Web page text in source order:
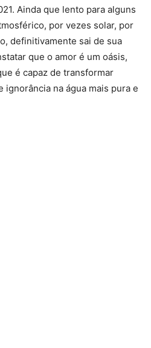
Ainda que lento para alguns
por vezes solar, por
definitivamente sai de sua
que o amor é um oásis,
é capaz de transformar
na água mais pura e